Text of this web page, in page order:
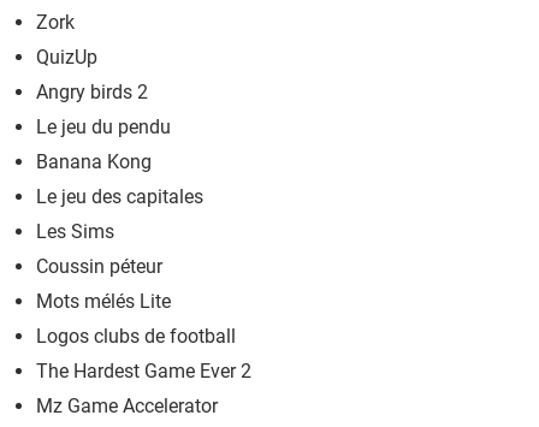
Zork
QuizUp
Angry birds 2
Le jeu du pendu
Banana Kong
Le jeu des capitales
Les Sims
Coussin péteur
Mots mélés Lite
Logos clubs de football
The Hardest Game Ever 2
Mz Game Accelerator